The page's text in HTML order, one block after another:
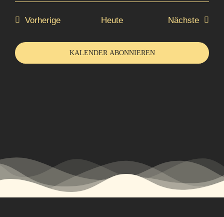
VorherigeVeranstaltungen
Heute Nächste
KALENDER ABONNIEREN